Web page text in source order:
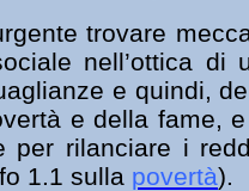
trovare
nell’ottica di
e quindi,
e della fame,
per rilanciare i
1.1 sulla povertà).